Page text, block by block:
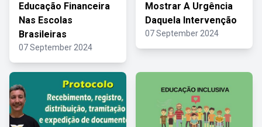
Educação Financeira
Nas Escolas
Brasileiras
07 September 2024
Mostrar A Urgência
Daquela Intervenção
07 September 2024